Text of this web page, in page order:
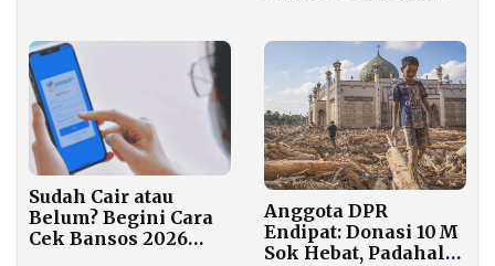
Sudah Cair atau
Belum? Begini Cara
Cek Bansos 2026
Anggota DPR
Endipat: Donasi 10 M
Sok Hebat, Padahal